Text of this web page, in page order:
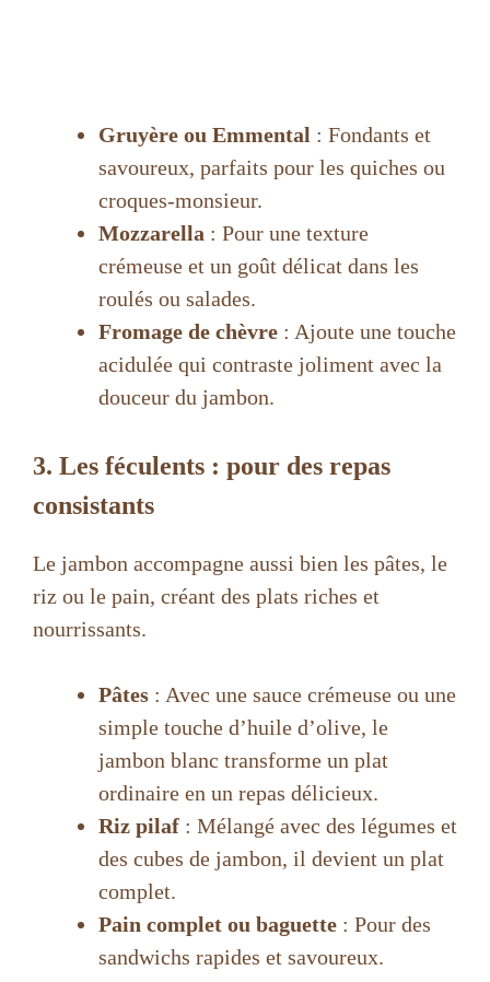
Gruyère ou Emmental : Fondants et
savoureux, parfaits pour les quiches ou
croques-monsieur.
Mozzarella : Pour une texture
crémeuse et un goût délicat dans les
roulés ou salades.
Fromage de chèvre : Ajoute une touche
acidulée qui contraste joliment avec la
douceur du jambon.
3. Les féculents : pour des repas
consistants
Le jambon accompagne aussi bien les pâtes, le
riz ou le pain, créant des plats riches et
nourrissants.
Pâtes : Avec une sauce crémeuse ou une
simple touche d’huile d’olive, le
jambon blanc transforme un plat
ordinaire en un repas délicieux.
Riz pilaf : Mélangé avec des légumes et
des cubes de jambon, il devient un plat
complet.
Pain complet ou baguette : Pour des
sandwichs rapides et savoureux.